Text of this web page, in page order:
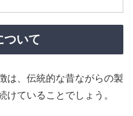
ついて
は、伝統的な昔ながらの製
けていることでしょう。